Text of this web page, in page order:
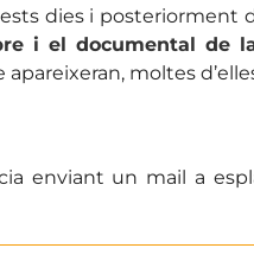
dies i posteriorment
i el documental de
moltes
enviant un mail a